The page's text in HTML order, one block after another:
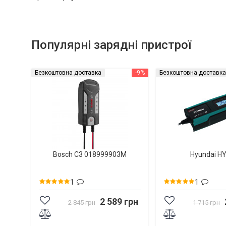
Популярні зарядні пристрої
-9%
Безкоштовна доставка
Bosch C3 018999903M
1
2 845 грн 2 589 грн
Безкоштовна доставка
Hyundai
1
1 715 грн